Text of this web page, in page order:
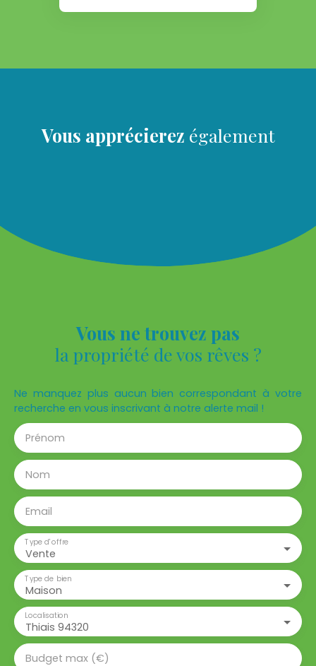
Vous apprécierez également
Vous ne trouvez pas
la propriété de vos rêves ?
Ne manquez plus aucun bien correspondant à votre
recherche en vous inscrivant à notre alerte mail !
Prénom
Nom
Email
Vente
Type d'offre
Maison
Type de bien
Thiais 94320
Localisation
Budget max (€)